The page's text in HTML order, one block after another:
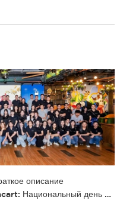
описание
Национальный день и